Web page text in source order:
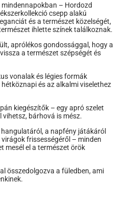
– Hordozd
csepp alakú
és a természet közelségét,
ihlette színek találkoznak.
aprólékos gondossággal, hogy a
a természet szépségét és
vonalak és légies formák
és az alkalmi viselethez
kiegészítők – egy apró szelet
bárhová is mész.
hangulatáról, a napfény játákáról
frissességéről – minden
mesél el a természet örök
összedolgozva a füledben, ami